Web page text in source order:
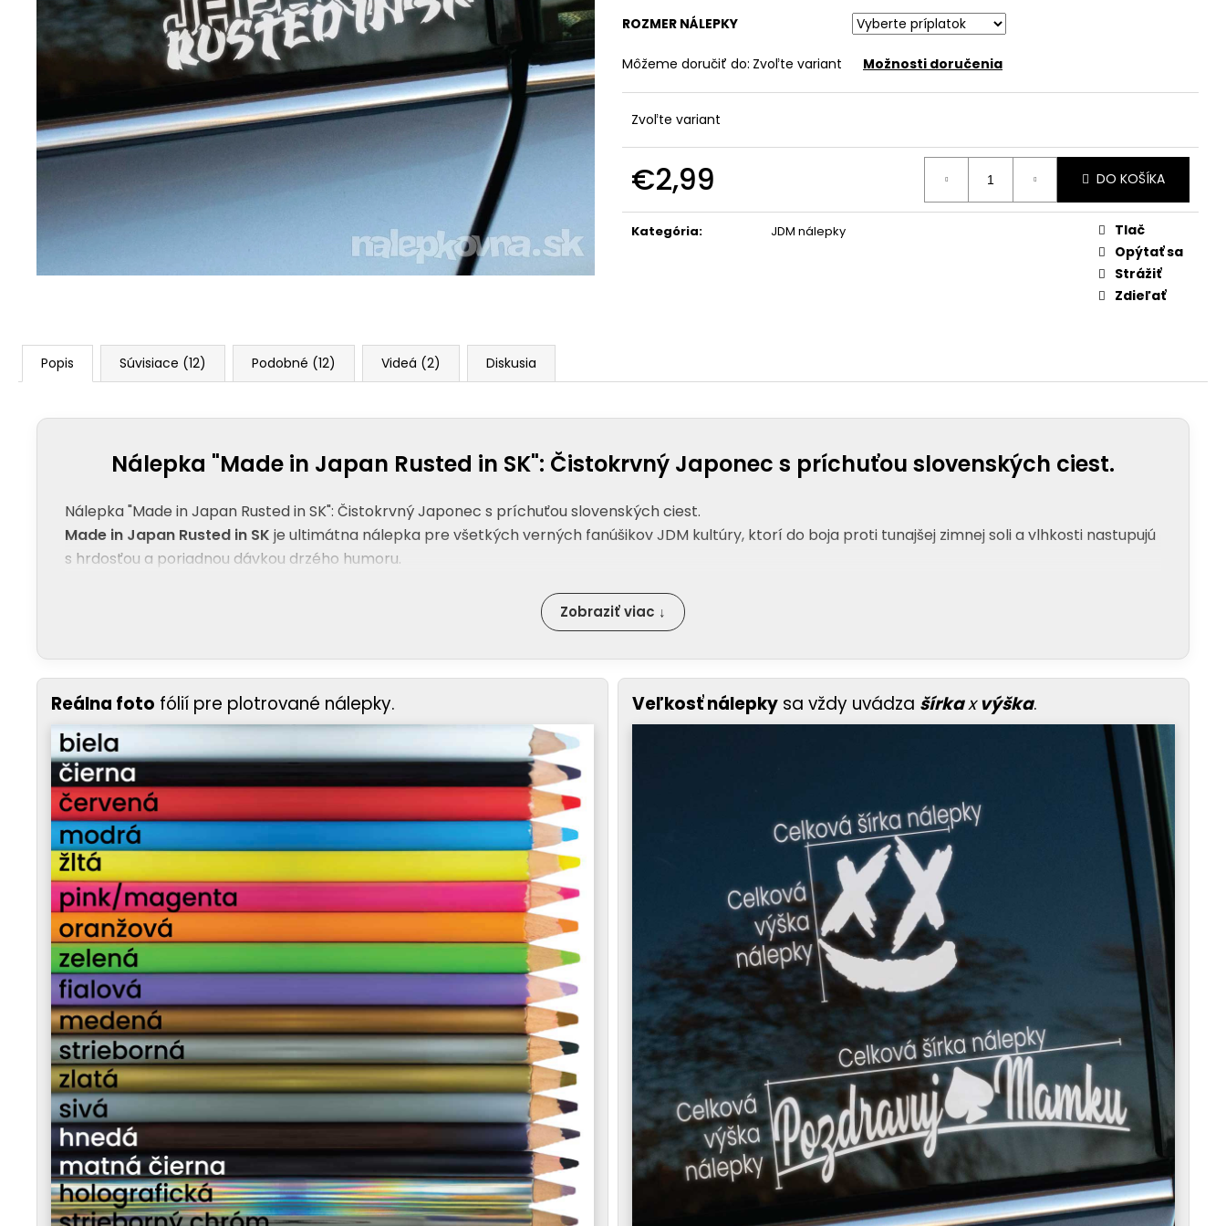
ROZMER NÁLEPKY
Môžeme doručiť do: Zvoľte variant Možnosti doručenia
Zvoľte variant
€2,99
cena:
DO KOŠÍKA
Kategória: JDM nálepky
Tlač
Opýtať sa
Strážiť
Zdieľať
Popis Súvisiace (12) Podobné (12) Videá (2) Diskusia
Nálepka "Made in Japan Rusted in SK": Čistokrvný Japonec s príchuťou slovenských ciest.
Nálepka "Made in Japan Rusted in SK": Čistokrvný Japonec s príchuťou slovenských ciest.
Made in Japan Rusted in SK je ultimátna nálepka pre všetkých verných fanúšikov JDM kultúry, ktorí do boja proti tunajšej zimnej soli a vlhkosti nastupujú
s hrdosťou a poriadnou dávkou drzého humoru.
ČISTOKRVNÝ PÔVOD- Jasne deklaruješ lásku k poctivej japonskej inžinierskej škole. Každý nadšenec hneď vie, že pod kapotou sa ukrýva nesmrteľná
technika, ktorá prežije aj samotné plechy.
SEBAVEDOMÝ SARKAZMUS
- Hrdza na japonskom aute u nás nie je tajomstvom, ale s touto nálepkou z nej robíš rešpektovanú bojovú jazvu. Berieš vietor z
plachiet všetkým rýpalom na pumpách aj zrazoch.
IKONICKÁ GRAFIKA
- Spojenie tradičného japonského motívu a agresívneho fontu vytvára perfektný kontrast, ktorý okamžite pritiahne pohľady
všetkých, čo vedia, čo skratka JDM skutočne znamená.
Zobraziť viac ↓
Reálna foto fólií pre plotrované nálepky. Veľkosť nálepky sa vždy uvádza šírkaxvýška.